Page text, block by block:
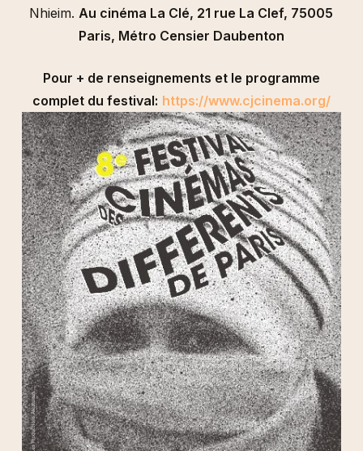
Nhieim.Au cinéma La Clé, 21 rue La Clef, 75005
Paris, Métro Censier Daubenton
Pour + de renseignements et le programme
complet du festival: https://www.cjcinema.org/